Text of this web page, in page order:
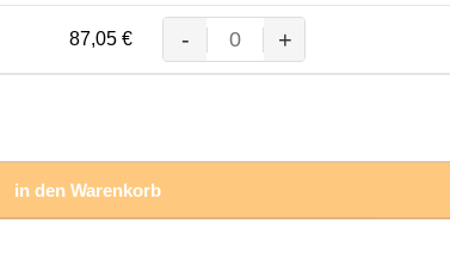
Menge
87,05 €
MASCOT® TOLEDO BUNDHOSE
Menge
- +
in den Warenkorb